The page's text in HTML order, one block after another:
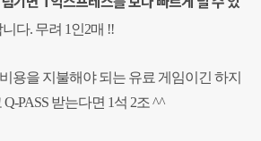
다. 무려 1인2매 !!
용을 지불해야 되는 유료 게임이긴 하지
PASS 받는다면 1석 2조 ^^